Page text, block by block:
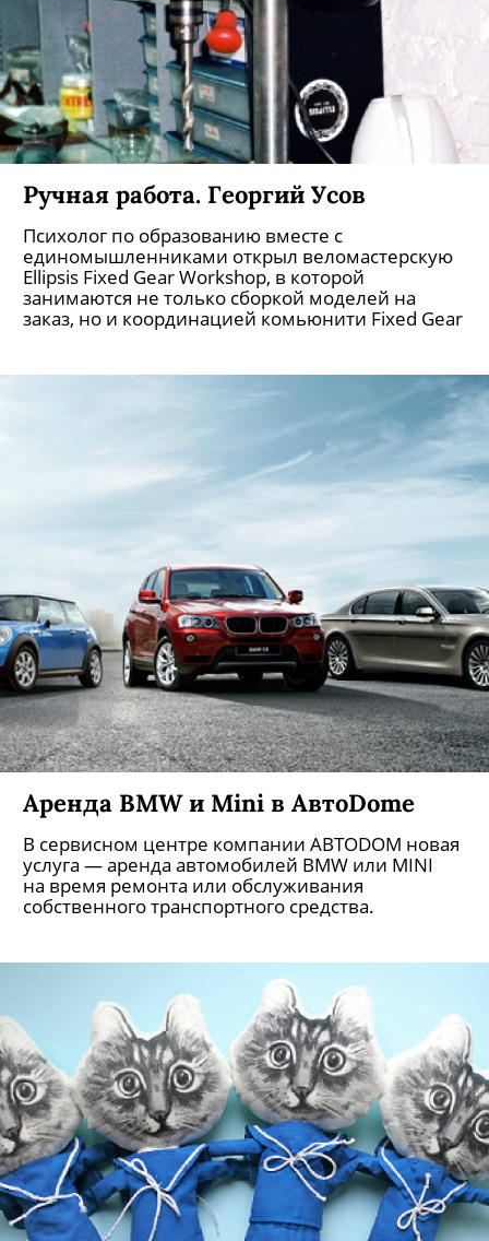
Ручная работа. Георгий Усов
Психолог по образованию вместе с
единомышленниками открыл веломастерскую
Ellipsis Fixed Gear Workshop, в которой
занимаются не только сборкой моделей на
заказ, но и координацией комьюнити Fixed Gear
Аренда BMW и Mini в АвтоDome
В сервисном центре компании АВТОDОМ новая
услуга — аренда автомобилей BMW или MINI
на время ремонта или обслуживания
собственного транспортного средства.